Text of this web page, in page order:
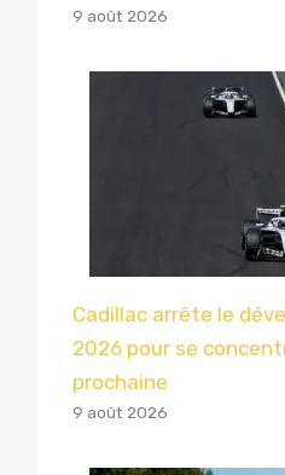
9 août 2026
Cadillac arrête le
2026 pour se
prochaine
9 août 2026